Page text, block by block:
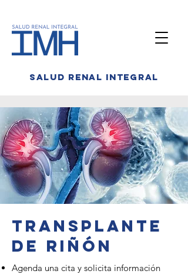
salud renal integral
Transplante
de riñón
Agenda una cita y solicita información